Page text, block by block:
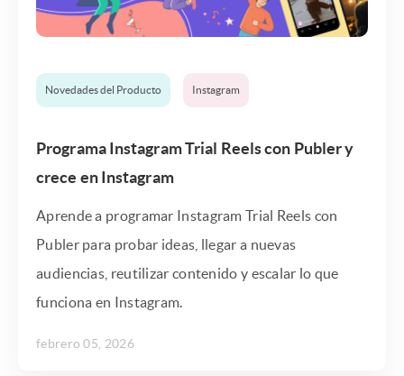
Novedades del Producto Instagram
Programa Instagram Trial Reels con Publer y
crece en Instagram
Aprende a programar Instagram Trial Reels con
Publer para probar ideas, llegar a nuevas
audiencias, reutilizar contenido y escalar lo que
funciona en Instagram.
febrero 05, 2026